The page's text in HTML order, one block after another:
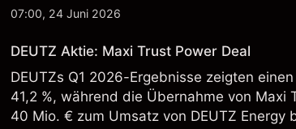
Wertentwicklung in der Vergangenheit ist
07:00, 24 Juni 2026
DEUTZ Aktie: Maxi Trust Power Deal
DEUTZs Q1 2026-Ergebnisse zeigten
41,2 %, während die Übernahme von Maxi
40 Mio. € zum Umsatz von DEUTZ Energy